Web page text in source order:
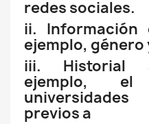
redes sociales.
ii. Información
ejemplo, género
iii. Historial
ejemplo,
previos a